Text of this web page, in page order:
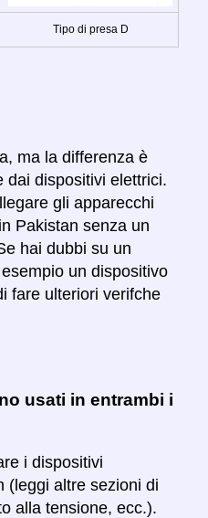
Tipo di presa D
ma la differenza è
dai dispositivi elettrici.
gli apparecchi
Pakistan senza un
hai dubbi su un
un dispositivo
fare ulteriori verifche
usati in entrambi i
i dispositivi
(leggi altre sezioni di
alla tensione, ecc.).